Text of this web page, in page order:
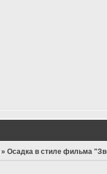
»Осадка в стиле фильма